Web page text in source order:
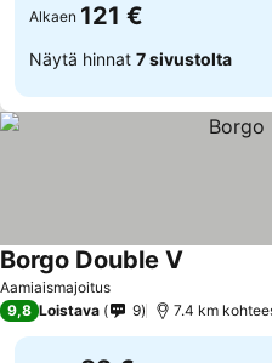
Alkaen 121 €
Näytä hinnat 7 sivustolta
Aamiaismajoitus
Borgo Double V
9,8 Loistava 9 7.4 km